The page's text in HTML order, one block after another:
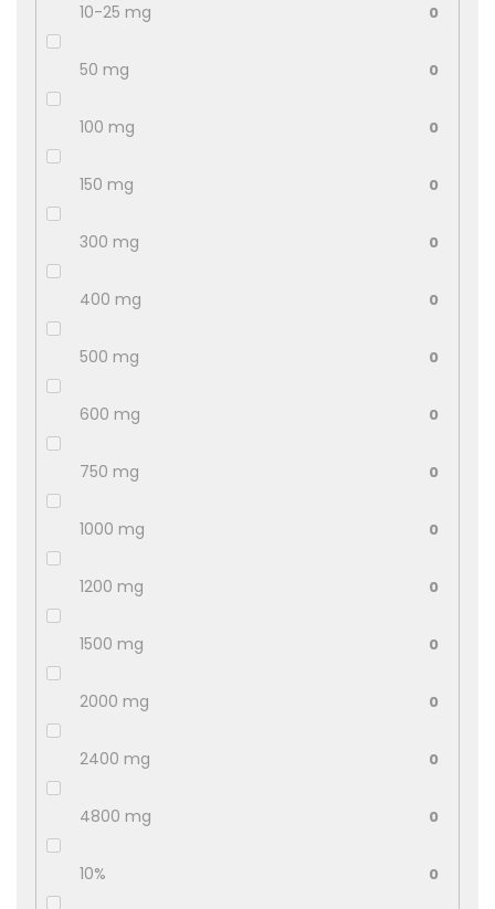
10-25 mg 0
50 mg 0
100 mg 0
150 mg 0
300 mg 0
400 mg 0
500 mg 0
600 mg 0
750 mg 0
1000 mg 0
1200 mg 0
1500 mg 0
2000 mg 0
2400 mg 0
4800 mg 0
10% 0